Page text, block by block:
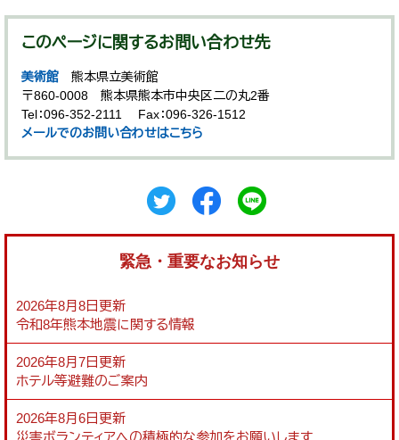
このページに関するお問い合わせ先
美術館
熊本県立美術館
〒860-0008
熊本県熊本市中央区二の丸2番
Tel：096-352-2111
Fax：096-326-1512
メールでのお問い合わせはこちら
緊急・重要なお知らせ
2026年8月8日更新
令和8年熊本地震に関する情報
2026年8月7日更新
ホテル等避難のご案内
2026年8月6日更新